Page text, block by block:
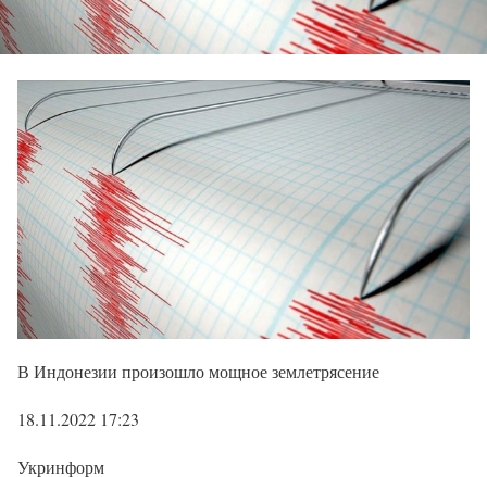
В Индонезии произошло мощное землетрясение
18.11.2022 17:23
Укринформ